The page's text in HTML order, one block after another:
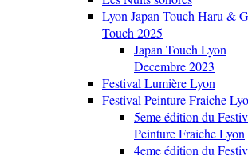
Lyon Japan Touch Haru &
Touch 2025
Japan Touch Lyon
Decembre 2023
Festival Lumière Lyon
Festival Peinture Fraiche
5eme édition du
Peinture Fraiche Lyon
4eme édition du